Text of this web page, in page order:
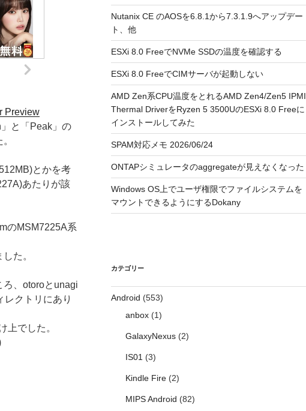
Preview
と「Peak」の
とかを考
あたりが該
のMSM7225A系
た。
ろ、otoroとunagi
クトリにあり
上でした。
Nutanix CE のAOSを6.8.1から7.3.1.9へアップデー
ト、他
ESXi 8.0 FreeでNVMe SSDの温度を確認する
ESXi 8.0 FreeでCIMサーバが起動しない
AMD Zen系CPU温度をとれるAMD Zen4/Zen5 IPMI
Thermal DriverをRyzen 5 3500UのESXi 8.0 Freeに
インストールしてみた
SPAM対応メモ 2026/06/24
ONTAPシミュレータのaggregateが見えなくなった
Windows OS上でユーザ権限でファイルシステムを
マウントできるようにするDokany
カテゴリー
Android (553)
anbox(1)
GalaxyNexus(2)
IS01(3)
Kindle Fire(2)
MIPS Android (82)